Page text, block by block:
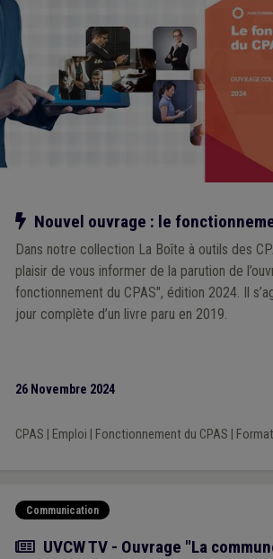
Notre action
Nouvel ouvrage : le
Dans notre collection La Boîte à outils des
plaisir de vous informer de la parution de
fonctionnement du CPAS", édition 2024. Il
jour complète d’un livre paru en 2019.
26 Novembre 2024
CPAS Emploi Fonctionnement du CPAS
Communication
Actualité
UVCW TV - Ouvrage "La